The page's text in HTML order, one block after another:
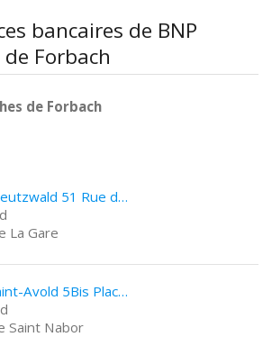
bancaires de BNP
Forbach
de Forbach
BNP Paribas Creutzwald 51 Rue de La Gare
La Gare
BNP Paribas Saint-Avold 5Bis Place Saint Nabor
Saint Nabor